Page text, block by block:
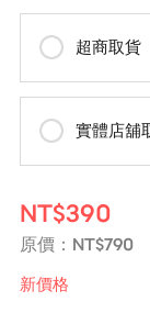
超商取貨
實體店舖
NT$390
原價： NT$790
新價格